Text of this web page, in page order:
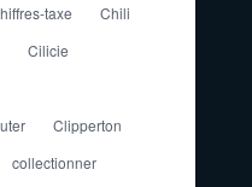
taxe
Chili
Cilicie
Clipperton
collectionner